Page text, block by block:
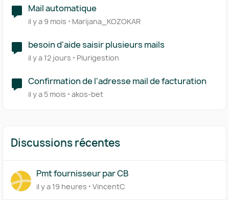
Mail automatique
il y a 9 mois Marijana_KOZOKAR
besoin d'aide saisir plusieurs mails
il y a 12 jours Plurigestion
Confirmation de l'adresse mail de facturation
il y a 5 mois akos-bet
Discussions récentes
Pmt fournisseur par CB
il y a 19 heures VincentC